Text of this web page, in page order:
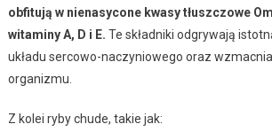
obfitują w nienasycone kwasy tłuszczowe
witaminy A, D i E. Te składniki odgrywają
układu sercowo-naczyniowego oraz
organizmu.
Z kolei ryby chude, takie jak: